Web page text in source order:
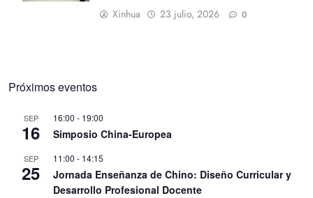
Xinhua 23 julio, 2026 0
Próximos eventos
SEP
16
16:00 - 19:00
Simposio China-Europea
SEP
25
11:00 - 14:15
Jornada Enseñanza de Chino: Diseño Curricular y
Desarrollo Profesional Docente